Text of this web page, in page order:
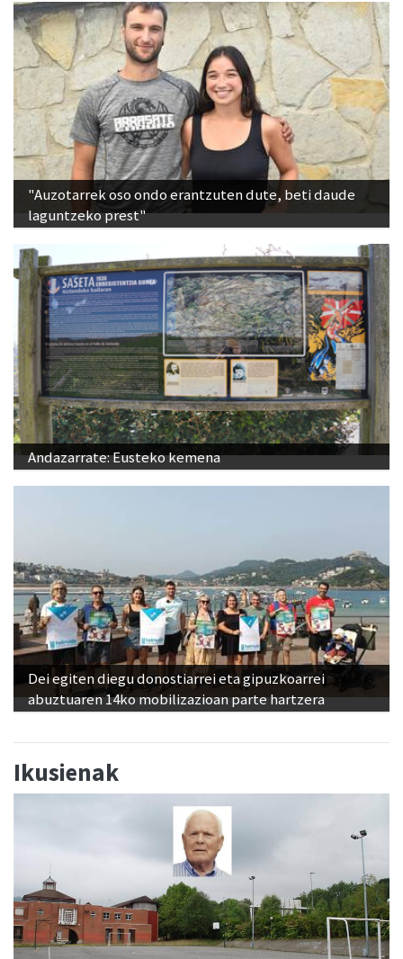
"Auzotarrek oso ondo erantzuten dute, beti daude
laguntzeko prest"
Andazarrate: Eusteko kemena
Dei egiten diegu donostiarrei eta gipuzkoarrei
abuztuaren 14ko mobilizazioan parte hartzera
Ikusienak